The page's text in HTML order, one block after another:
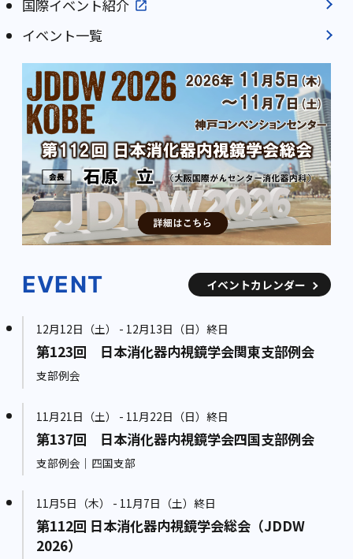
国際イベント紹介
イベント一覧
EVENT イベントカレンダー
12月12日（土） - 12月13日（日）終日
第123回 日本消化器内視鏡学会関東支部例会
支部例会
11月21日（土） - 11月22日（日）終日
第137回 日本消化器内視鏡学会四国支部例会
支部例会｜四国支部
11月5日（木） - 11月7日（土）終日
第112回 日本消化器内視鏡学会総会（JDDW
2026）